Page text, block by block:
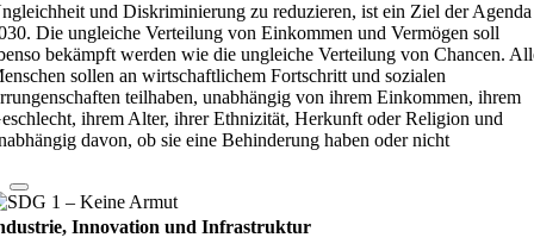
und Diskriminierung zu reduzieren, ist ein Ziel der Agenda
Die ungleiche Verteilung von Einkommen und Vermögen soll
bekämpft werden wie die ungleiche Verteilung von Chancen.
sollen an wirtschaftlichem Fortschritt und sozialen
teilhaben, unabhängig von ihrem Einkommen, ihrem
ihrem Alter, ihrer Ethnizität, Herkunft oder Religion und
davon, ob sie eine Behinderung haben oder nicht
Innovation und Infrastruktur